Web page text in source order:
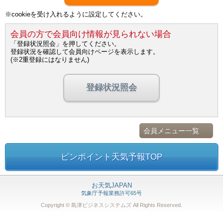
※cookieを受け入れるように設定してください。
会員の方で会員向け情報が見られない場合
「登録状況照会」を押してください。
登録状況を確認して会員向けページを表示します。
(※2重登録にはなりません)
登録状況照会
会員メニュー一覧
ピンポイント天気予報TOP
お天気JAPAN
気象庁予報業務許可65号
Copyright © 島津ビジネスシステムズ All Rights Reserved.